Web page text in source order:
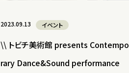
2023.09.13 イベント
\\ トビチ美術館 presents Contempo
rary Dance&Sound performance